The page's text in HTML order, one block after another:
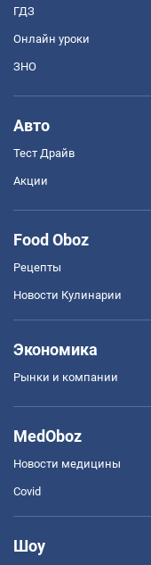
ГДЗ
Онлайн уроки
ЗНО
Авто
Тест Драйв
Акции
Food Oboz
Рецепты
Новости Кулинарии
Экономика
Рынки и компании
MedOboz
Новости медицины
Covid
Шоу